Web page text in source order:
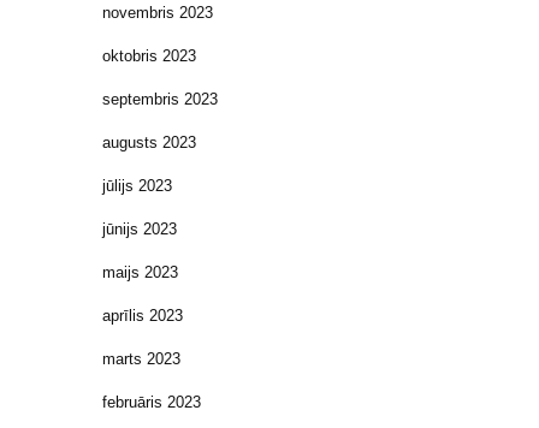
novembris 2023
oktobris 2023
septembris 2023
augusts 2023
jūlijs 2023
jūnijs 2023
maijs 2023
aprīlis 2023
marts 2023
februāris 2023